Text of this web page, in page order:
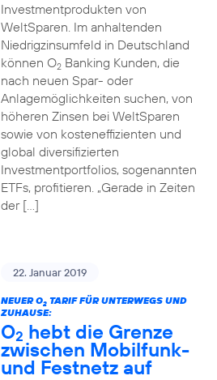
Investmentprodukten von
WeltSparen. Im anhaltenden
Niedrigzinsumfeld in Deutschland
können O2Banking Kunden, die
nach neuen Spar- oder
Anlagemöglichkeiten suchen, von
höheren Zinsen bei WeltSparen
sowie von kosteneffizienten und
global diversifizierten
Investmentportfolios, sogenannten
ETFs, profitieren. „Gerade in Zeiten
der […]
22. Januar 2019
NEUER O2TARIF FÜR UNTERWEGS UND
ZUHAUSE:
O2 hebt die Grenze
zwischen Mobilfunk-
und Festnetz auf